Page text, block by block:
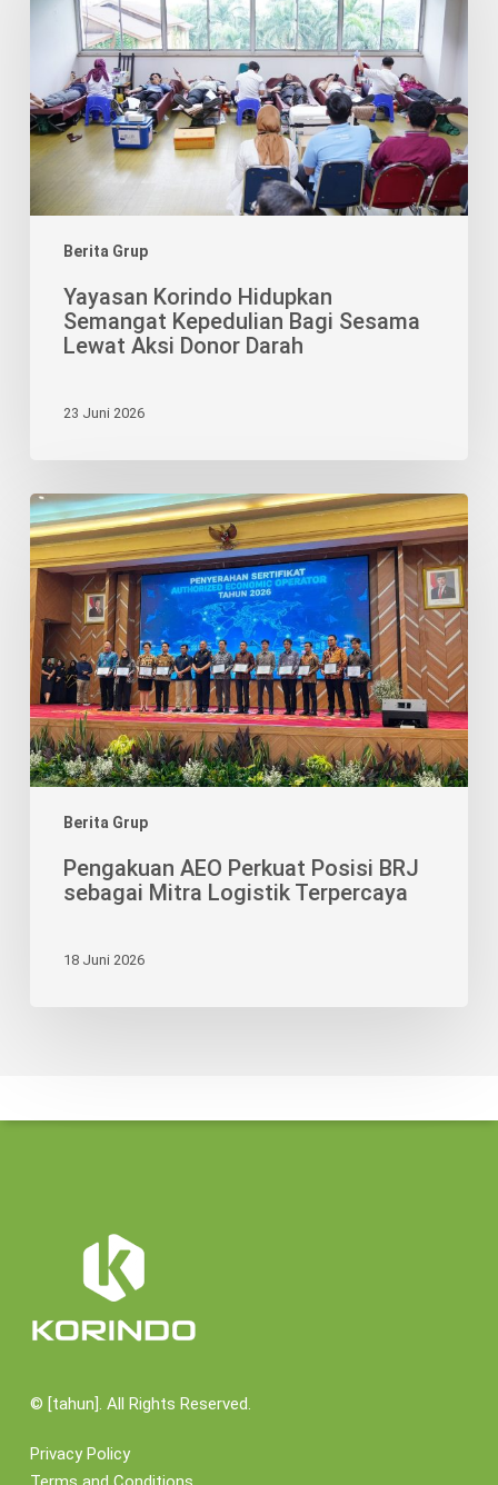
Berita Grup
Semangat
Kepedulian
Sesama
Lewat
Aksi
Darah
Yayasan Korindo Hidupkan
Semangat Kepedulian Bagi Sesama
Lewat Aksi Donor Darah
23 Juni 2026
Berita Grup
Pengakuan
AEO
Perkuat
Posisi
BRJ
sebagai
Mitra
Logistik
Terpercaya
Pengakuan AEO Perkuat Posisi BRJ
sebagai Mitra Logistik Terpercaya
18 Juni 2026
© [tahun]. All Rights Reserved.
Privacy Policy